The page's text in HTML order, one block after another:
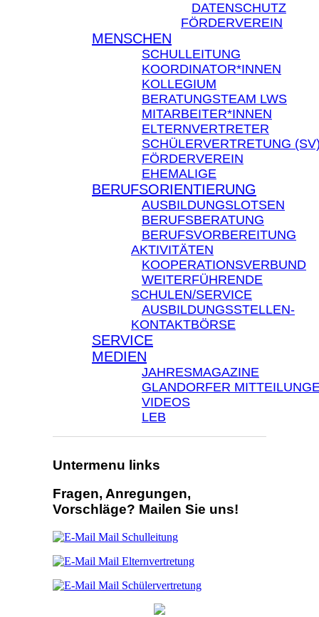
DATENSCHUTZ
FÖRDERVEREIN
MENSCHEN
SCHULLEITUNG
KOORDINATOR*INNEN
KOLLEGIUM
BERATUNGSTEAM LWS
MITARBEITER*INNEN
ELTERNVERTRETER
SCHÜLERVERTRETUNG
FÖRDERVEREIN
EHEMALIGE
BERUFSORIENTIERUNG
AUSBILDUNGSLOTSEN
BERUFSBERATUNG
BERUFSVORBEREITUNG
AKTIVITÄTEN
KOOPERATIONSVERBUND
WEITERFÜHRENDE
SCHULEN/SERVICE
AUSBILDUNGSSTELLEN-
KONTAKTBÖRSE
SERVICE
MEDIEN
JAHRESMAGAZINE
GLANDORFER
VIDEOS
LEB
Untermenu links
Fragen, Anregungen,
Vorschläge? Mailen Sie uns!
Mail Schulleitung
Mail Elternvertretung
Mail Schülervertretung